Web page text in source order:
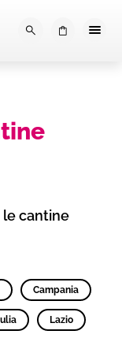
alla
le cantine
Campania
Lazio